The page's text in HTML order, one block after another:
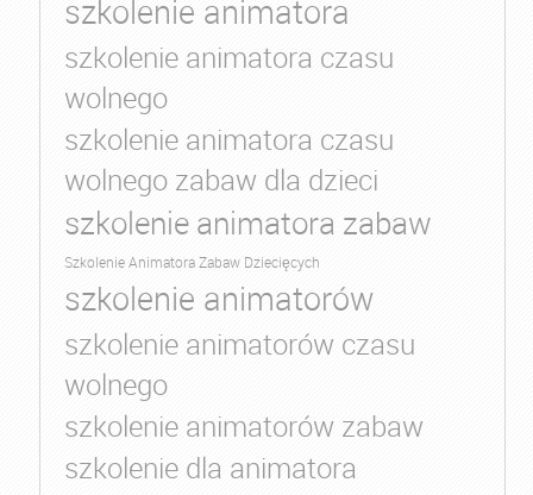
szkolenie animatora
szkolenie animatora czasu
wolnego
szkolenie animatora czasu
wolnego zabaw dla dzieci
szkolenie animatora zabaw
Szkolenie Animatora Zabaw Dziecięcych
szkolenie animatorów
szkolenie animatorów czasu
wolnego
szkolenie animatorów zabaw
szkolenie dla animatora